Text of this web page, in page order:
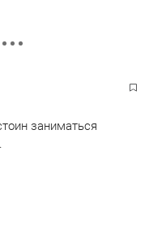
заниматься